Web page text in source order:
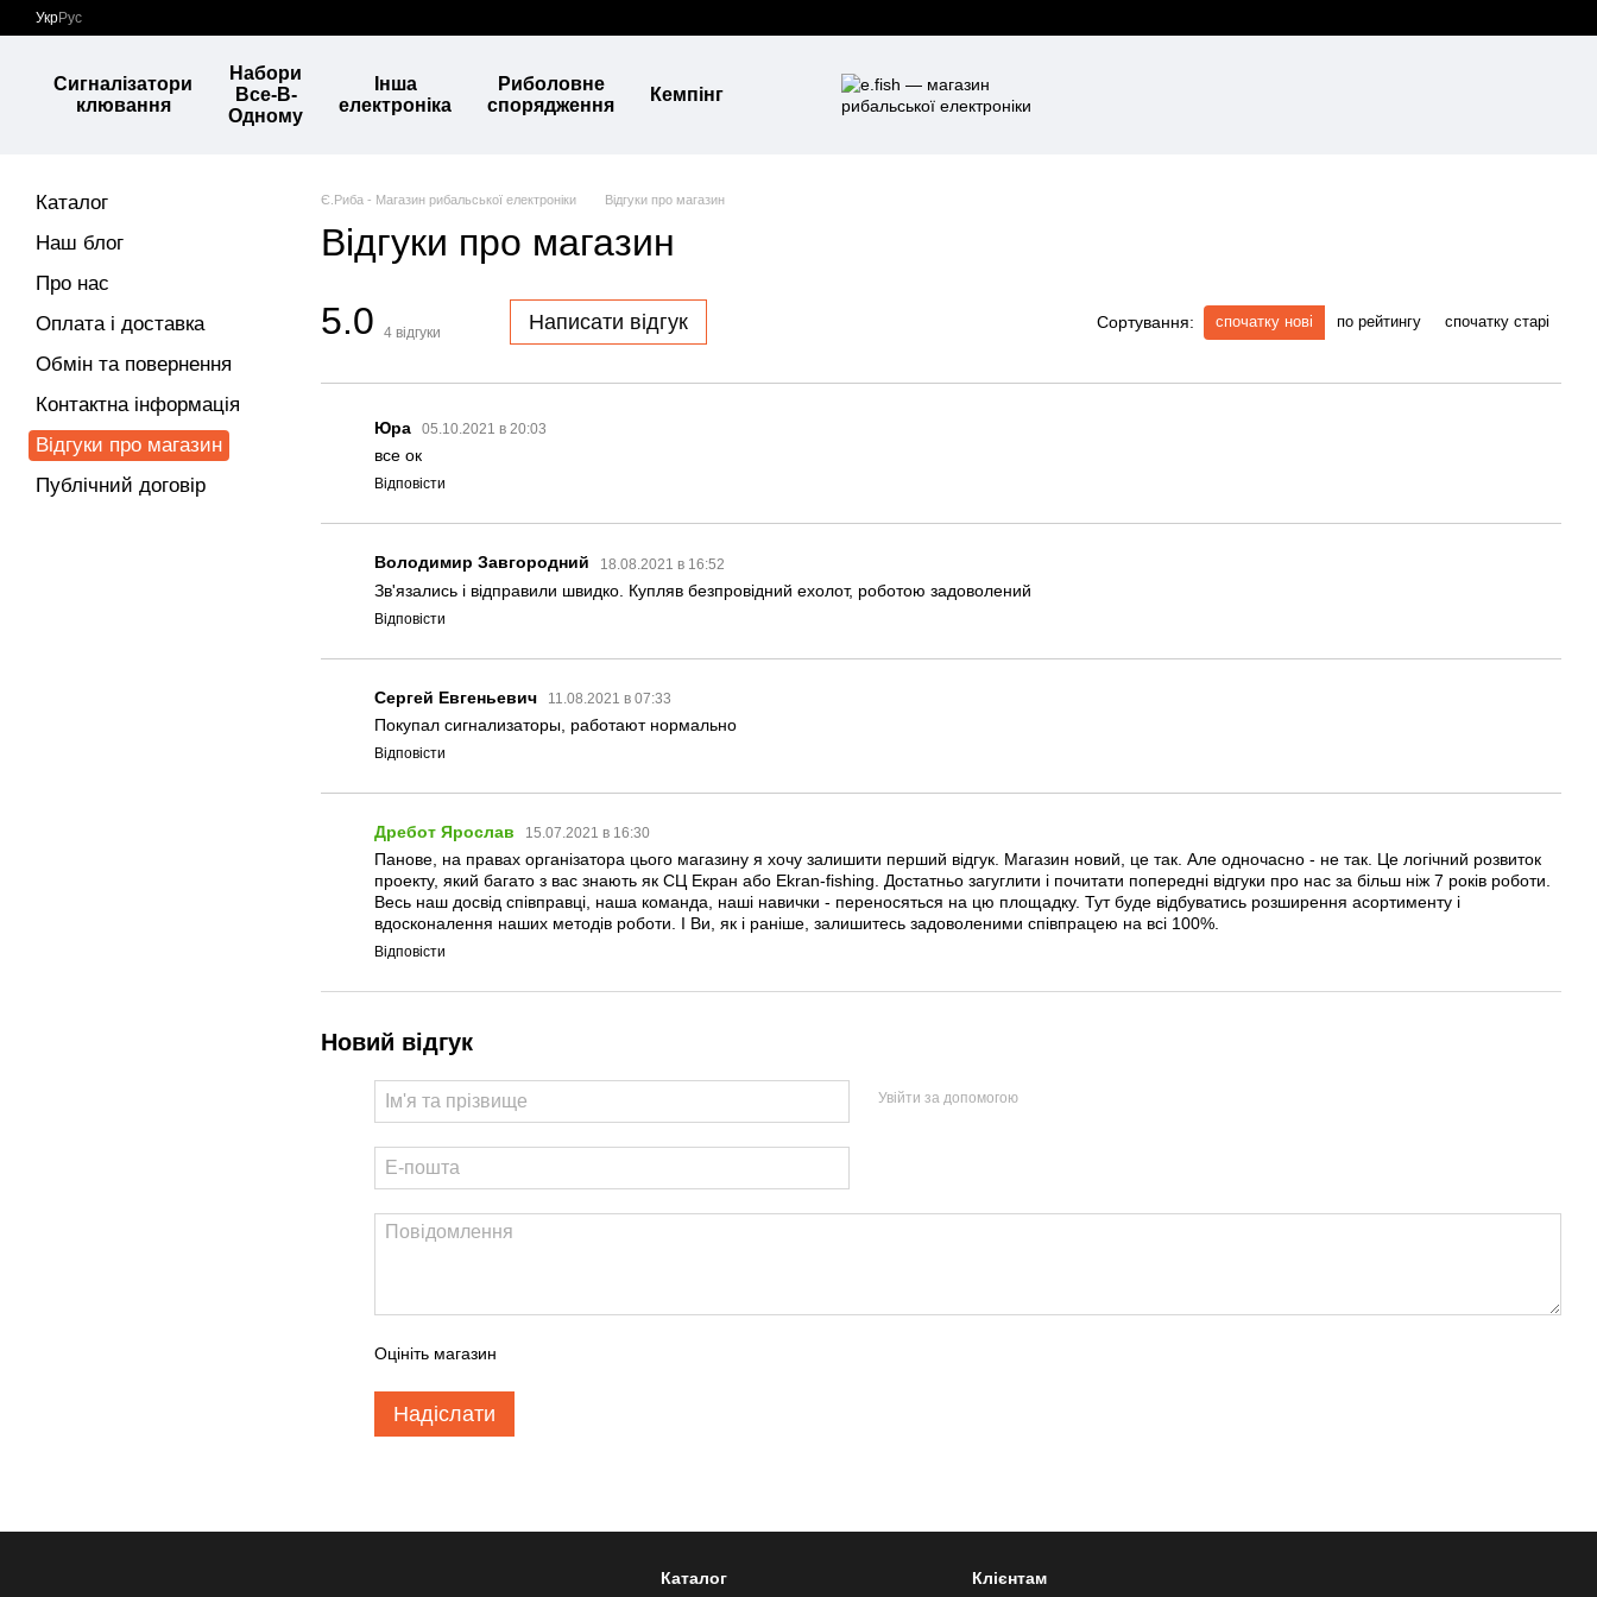
Перейти до основного контенту
УкрРус
Сигналізатори
клювання
Набори
Все-В-
Одному
Інша
електроніка
Риболовне
спорядження
Кемпінг
Є.Риба - Магазин рибальської електроніки Відгуки про магазин
Відгуки про магазин
5.0
4 відгуки Написати відгук Сортування: спочатку нові по рейтингу спочатку старі
Юра 05.10.2021 в 20:03
все ок
Відповісти
Володимир Завгородний 18.08.2021 в 16:52
Зв'язались і відправили швидко. Купляв безпровідний ехолот, роботою задоволений
Відповісти
Сергей Евгеньевич 11.08.2021 в 07:33
Покупал сигнализаторы, работают нормально
Відповісти
Дребот Ярослав 15.07.2021 в 16:30
Панове, на правах організатора цього магазину я хочу залишити перший відгук. Магазин новий, це так. Але одночасно - не так. Це логічний розвиток
проекту, який багато з вас знають як СЦ Екран або Ekran-fishing. Достатньо загуглити і почитати попередні відгуки про нас за більш ніж 7 років роботи.
Весь наш досвід співправці, наша команда, наші навички - переносяться на цю площадку. Тут буде відбуватись розширення асортименту і
вдосконалення наших методів роботи. І Ви, як і раніше, залишитесь задоволеними співпрацею на всі 100%.
Відповісти
Новий відгук
Увійти за допомогою
Оцініть магазин
Надіслати
Каталог
Наш блог
Про нас
Оплата і доставка
Обмін та повернення
Контактна інформація
Відгуки про магазин
Публічний договір
Каталог Клієнтам